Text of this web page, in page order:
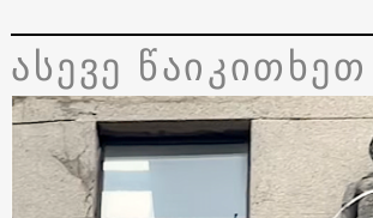
ასევე წაიკითხეთ